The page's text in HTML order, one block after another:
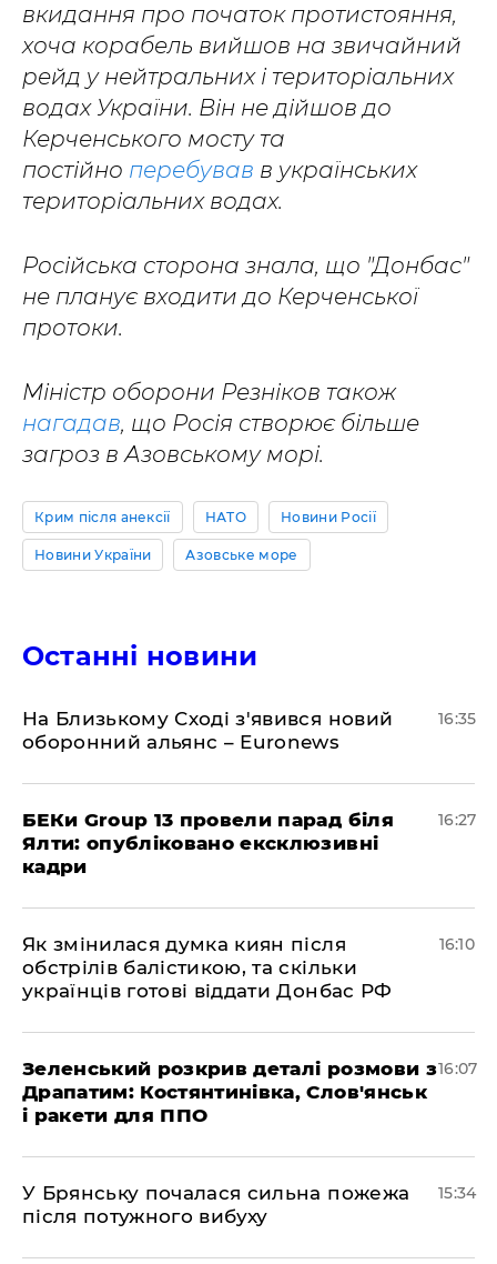
вкидання про початок протистояння,
хоча корабель вийшов на звичайний
рейд у нейтральних і територіальних
водах України. Він не дійшов до
Керченського мосту та
постійно перебував в українських
територіальних водах.
Російська сторона знала, що "Донбас"
не планує входити до Керченської
протоки.
Міністр оборони Резніков також
нагадав, що Росія створює більше
загроз в Азовському морі.
Крим після анексії НАТО Новини Росії
Новини України Азовське море
Останні новини
На Близькому Сході з'явився новий
оборонний альянс – Euronews
16:35
БЕКи Group 13 провели парад біля
Ялти: опубліковано ексклюзивні
кадри
16:27
Як змінилася думка киян після
обстрілів балістикою, та скільки
українців готові віддати Донбас РФ
16:10
Зеленський розкрив деталі розмови з
Драпатим: Костянтинівка, Слов'янськ
і ракети для ППО
16:07
У Брянську почалася сильна пожежа
після потужного вибуху
15:34